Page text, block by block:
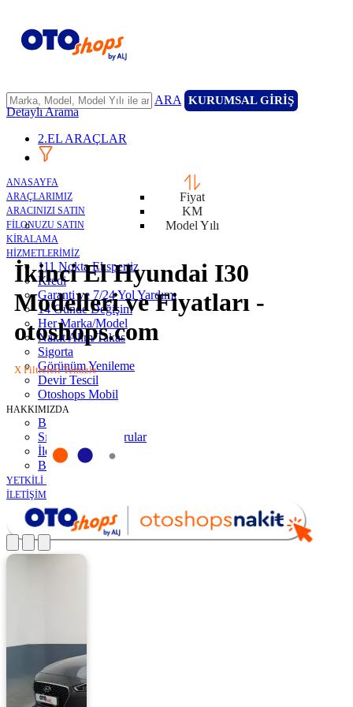
ARA KURUMSAL GİRİŞ
ANASAYFA
ARAÇLARIMIZ
ARACINIZI SATIN
FİLONUZU SATIN
KİRALAMA
HİZMETLERİMİZ
111 Nokta Ekspertiz
Kredi
Garanti ve 7/24 Yol Yardımı
14 Günde Değişim
Her Marka/Model
Nakit Alım/Takas
Sigorta
Görünüm Yenileme
Devir Tescil
Otoshops Mobil
HAKKIMIZDA
Biz Kimiz
Sıkça Sorulan Sorular
İletişim
Basın Odası
YETKİLİ SATICILAR
İLETİŞİM
Detaylı Arama
2.EL ARAÇLAR
Fiyat
KM
Model Yılı
İkinci El Hyundai I30
Modelleri ve Fiyatları -
otoshops.com
X Filtreleri Temizle